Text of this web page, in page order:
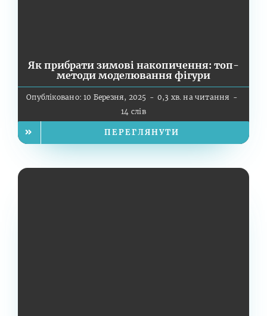
Як прибрати зимові накопичення: топ-
методи моделювання фігури
Опубліковано: 10 Березня, 2025 - 0,3 хв. на читання -
14 слів
ПЕРЕГЛЯНУТИ